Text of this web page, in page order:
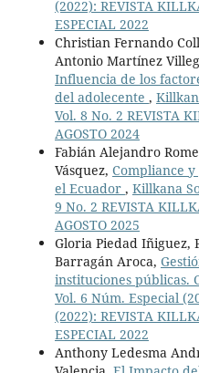
(2022): REVISTA
ESPECIAL 2022
Christian Fernando
Antonio Martínez
Influencia de los
del adolecente ,
Vol. 8 No. 2 REVISTA
AGOSTO 2024
Fabián Alejandro
Vásquez, Compliance
el Ecuador , Killkana
9 No. 2 REVISTA
AGOSTO 2025
Gloria Piedad Iñiguez,
Barragán Aroca,
instituciones públicas.
Vol. 6 Núm. Especial
(2022): REVISTA
ESPECIAL 2022
Anthony Ledesma